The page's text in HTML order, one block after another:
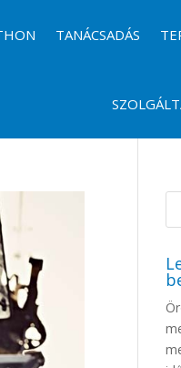
TANÁCSADÁS